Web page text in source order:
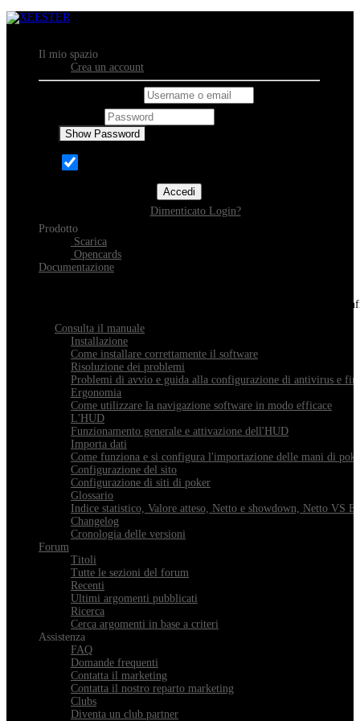
Il mio spazio
Crea un account
Show Password
Accedi
Dimenticato Login?
Prodotto
Scarica
Opencards
Documentazione
Tutto quello che devi sapere sull'installazione, la navigazione e la
Consulta il manuale
Installazione
Come installare correttamente il software
Risoluzione dei problemi
Problemi di avvio e guida alla configurazione di antivirus e
Ergonomia
Come utilizzare la navigazione software in modo efficace
L'HUD
Funzionamento generale e attivazione dell'HUD
Importa dati
Come funziona e si configura l'importazione delle mani di
Configurazione del sito
Configurazione di siti di poker
Glossario
Indice statistico, Valore atteso, Netto e showdown, Netto VS
Changelog
Cronologia delle versioni
Forum
Titoli
Tutte le sezioni del forum
Recenti
Ultimi argomenti pubblicati
Ricerca
Cerca argomenti in base a criteri
Assistenza
FAQ
Domande frequenti
Contatta il marketing
Contatta il nostro reparto marketing
Clubs
Diventa un club partner